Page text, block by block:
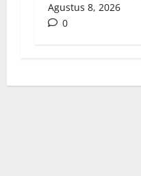
Agustus 8, 2026
0